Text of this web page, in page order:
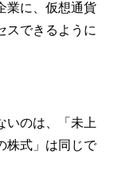
業に、仮想通貨
スできるように
いのは、「未上
株式」は同じで